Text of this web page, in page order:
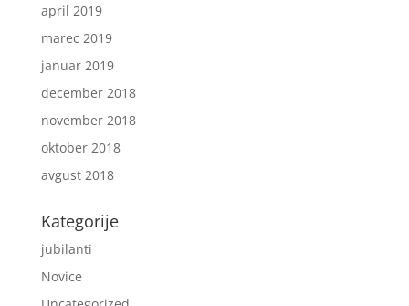
april 2019
marec 2019
januar 2019
december 2018
november 2018
oktober 2018
avgust 2018
Kategorije
jubilanti
Novice